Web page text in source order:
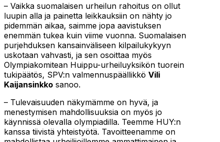
– Vaikka suomalaisen urheilun rahoitus on ollut
luupin alla ja painetta leikkauksiin on nähty jo
pidemmän aikaa, saimme jopa aavistuksen
enemmän tukea kuin viime vuonna. Suomalaisen
purjehduksen kansainväliseen kilpailukykyyn
uskotaan vahvasti, ja sen osoittaa myös
Olympiakomitean Huippu-urheiluyksikön tuorein
tukipäätös, SPV:n valmennuspäällikkö Vili
Kaijansinkko sanoo.
– Tulevaisuuden näkymämme on hyvä, ja
menestymisen mahdollisuuksia on myös jo
käynnissä olevalla olympiadilla. Teemme HUY:n
kanssa tiivistä yhteistyötä. Tavoitteenamme on